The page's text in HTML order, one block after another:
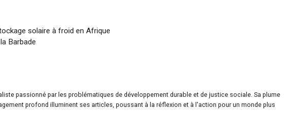
solaire à froid en Afrique
Barbade
passionné par les problématiques de développement durable et de justice sociale. Sa plume
profond illuminent ses articles, poussant à la réflexion et à l'action pour un monde plus